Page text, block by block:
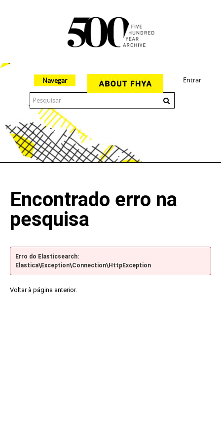
Entrar
Navegar
Encontrado erro na
pesquisa
Erro do Elasticsearch:
Elastica\Exception\Connection\HttpException
Voltar à página anterior.